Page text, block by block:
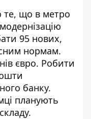
те, що в метро
95 нових,
нормам.
євро. Робити
банку.
планують